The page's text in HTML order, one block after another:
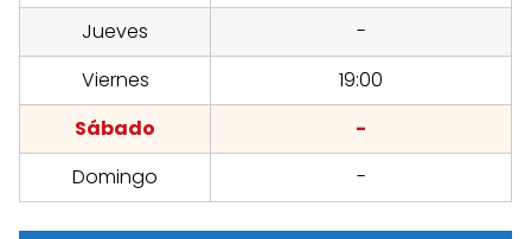
Jueves
-
Viernes
19:00
Sábado
-
Domingo
-